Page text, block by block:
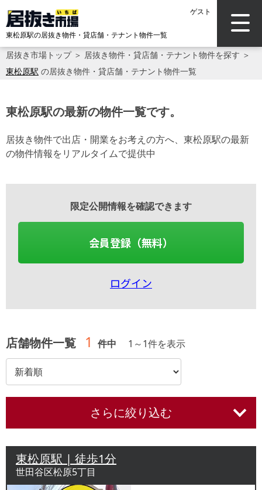
ゲスト
東松原駅の居抜き物件・貸店舗・テナント物件一覧
居抜き市場トップ＞ 居抜き物件・貸店舗・テナント物件を探す ＞
東松原駅 の居抜き物件・貸店舗・テナント物件一覧
東松原駅の最新の物件一覧です。
居抜き物件で出店・開業をお考えの方へ、東松原駅の最新
の物件情報をリアルタイムで提供中
限定公開情報を確認できます
会員登録（無料）
ログイン
店舗物件一覧 1 件中 1 ～1件を表示
さらに絞り込む
東松原駅 | 徒歩1分
世田谷区松原5丁目